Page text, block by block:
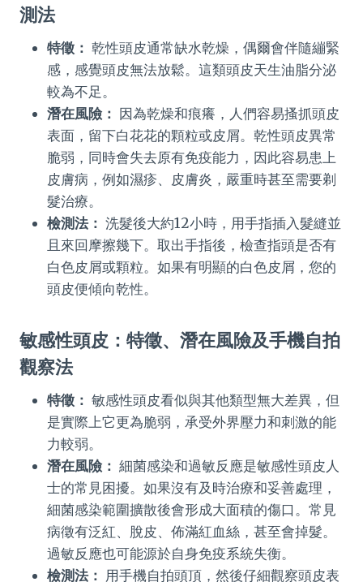
測法
特徵： 乾性頭皮通常缺水乾燥，偶爾會伴隨繃緊
感，感覺頭皮無法放鬆。這類頭皮天生油脂分泌
較為不足。
潛在風險： 因為乾燥和痕癢，人們容易搔抓頭皮
表面，留下白花花的顆粒或皮屑。乾性頭皮異常
脆弱，同時會失去原有免疫能力，因此容易患上
皮膚病，例如濕疹、皮膚炎，嚴重時甚至需要剃
髮治療。
檢測法： 洗髮後大約12小時，用手指插入髮縫並
且來回摩擦幾下。取出手指後，檢查指頭是否有
白色皮屑或顆粒。如果有明顯的白色皮屑，您的
頭皮便傾向乾性。
敏感性頭皮：特徵、潛在風險及手機自拍
觀察法
特徵： 敏感性頭皮看似與其他類型無大差異，但
是實際上它更為脆弱，承受外界壓力和刺激的能
力較弱。
潛在風險： 細菌感染和過敏反應是敏感性頭皮人
士的常見困擾。如果沒有及時治療和妥善處理，
細菌感染範圍擴散後會形成大面積的傷口。常見
病徵有泛紅、脫皮、佈滿紅血絲，甚至會掉髮。
過敏反應也可能源於自身免疫系統失衡。
檢測法： 用手機自拍頭頂，然後仔細觀察頭皮表